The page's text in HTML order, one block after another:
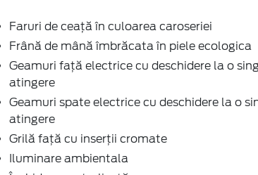
Faruri de ceaţă în culoarea caroseriei
Frână de mână îmbrăcata în piele ecologica
Geamuri față electrice cu deschidere la o
atingere
Geamuri spate electrice cu deschidere la o
atingere
Grilă față cu inserţii cromate
Iluminare ambientala